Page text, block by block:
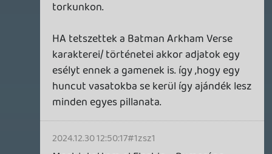
átalában este 8 után vagyok gép közelben.
Ra1D3n 2024.11.28 12:25:58
Elvileg van benne crossplay coop. Ha
tudunk időpontot egyeztetni, ami
mindenkinek jó, akkor tudjuk nyomni 3 fős
soliduss 2024.11.28 08:34:33